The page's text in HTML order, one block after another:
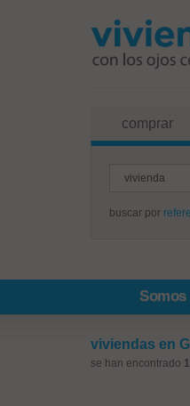
comprar
buscar por
Somos
viviendas en
se han encontrado